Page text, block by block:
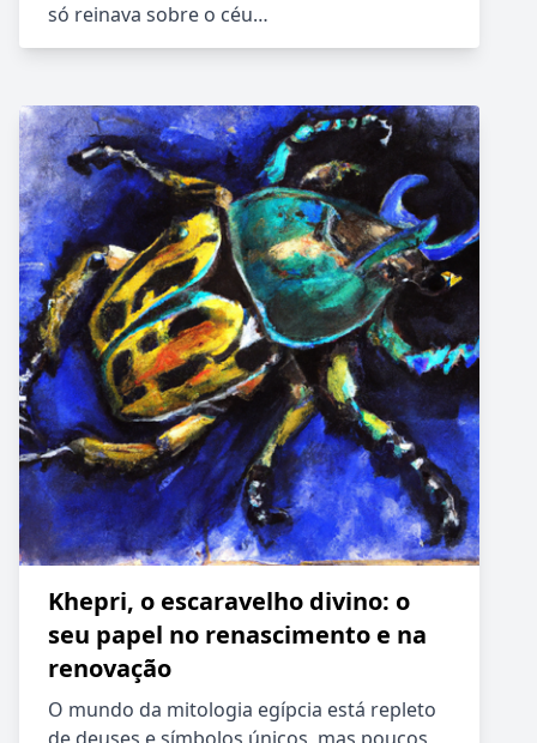
só reinava sobre o céu…
Khepri, o escaravelho divino: o
seu papel no renascimento e na
renovação
O mundo da mitologia egípcia está repleto